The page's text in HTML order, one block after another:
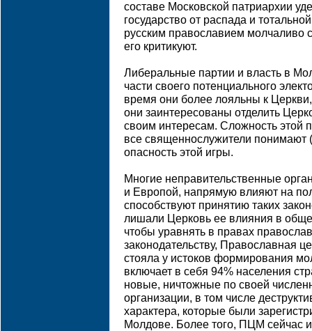
составе Московской патриархии
государство от распада и
русским православием молчаливо
его критикуют.
Либеральные партии и власть в
части своего потенциального
время они более лояльны к
они заинтересованы отделить
своим интересам. Сложность этой
все священнослужители понимают
опасность этой игры.
Многие неправительственные
и Европой, напрямую влияют на
способствуют принятию таких
лишали Церковь ее влияния в
чтобы уравнять в правах
законодательству, Православная
стояла у истоков формирования
включает в себя 94% населения
новые, ничтожные по своей
организации, в том числе
характера, которые были
Молдове. Более того, ПЦМ сейчас